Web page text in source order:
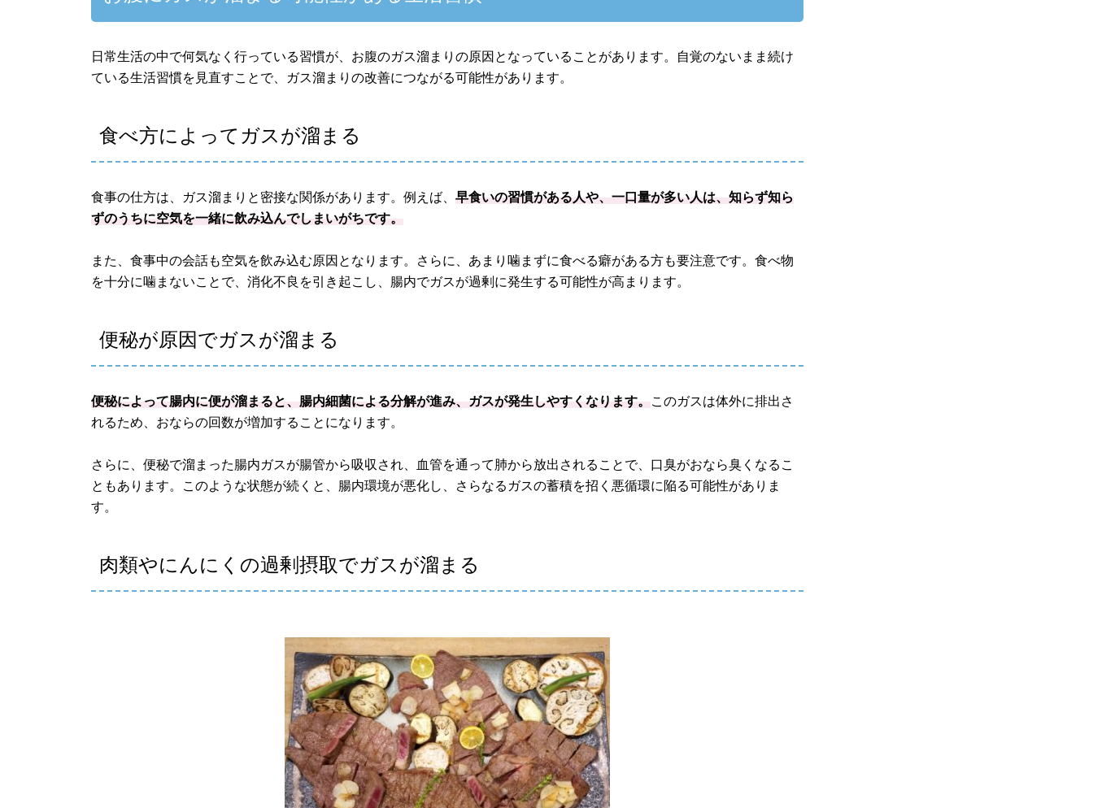
日常生活の中で何気なく行っている習慣が、お腹のガス溜まりの原因となっていることがあります。自覚のないまま続け
ている生活習慣を見直すことで、ガス溜まりの改善につながる可能性があります。
食べ方によってガスが溜まる
食事の仕方は、ガス溜まりと密接な関係があります。例えば、早食いの習慣がある人や、一口量が多い人は、知らず知ら
ずのうちに空気を一緒に飲み込んでしまいがちです。
また、食事中の会話も空気を飲み込む原因となります。さらに、あまり噛まずに食べる癖がある方も要注意です。食べ物
を十分に噛まないことで、消化不良を引き起こし、腸内でガスが過剰に発生する可能性が高まります。
便秘が原因でガスが溜まる
便秘によって腸内に便が溜まると、腸内細菌による分解が進み、ガスが発生しやすくなります。 このガスは体外に排出さ
れるため、おならの回数が増加することになります。
さらに、便秘で溜まった腸内ガスが腸管から吸収され、血管を通って肺から放出されることで、口臭がおなら臭くなるこ
ともあります。このような状態が続くと、腸内環境が悪化し、さらなるガスの蓄積を招く悪循環に陥る可能性がありま
す。
肉類やにんにくの過剰摂取でガスが溜まる